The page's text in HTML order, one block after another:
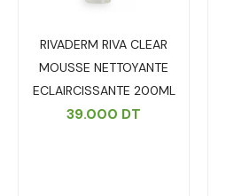
RIVADERM RIVA CLEAR
MOUSSE NETTOYANTE
ECLAIRCISSANTE 200ML
39.000 DT